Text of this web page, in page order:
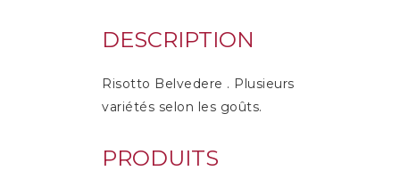
DESCRIPTION
Risotto Belvedere . Plusieurs
variétés selon les goûts.
PRODUITS